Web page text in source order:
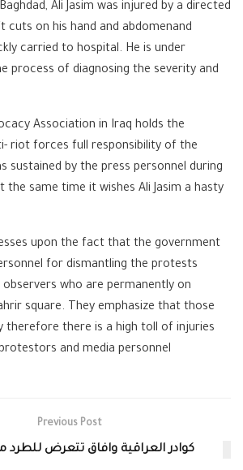
Ali Jasim was injured by a directed
on his hand and abdomenand
carried to hospital. He is under
process of diagnosing the severity and
Association in Iraq holds the
riot forces full responsibility of the
sustained by the press personnel during
same time it wishes Ali Jasim a hasty
upon the fact that the government
for dismantling the protests
who are permanently on
square. They emphasize that those
therefore there is a high toll of injuries
and media personnel.
Previous Post
كوادر العراقية وافاق تتعرض للطرد